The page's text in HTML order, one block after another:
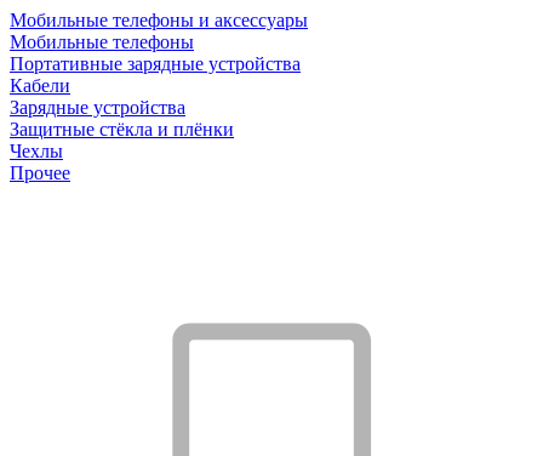
Мобильные телефоны и аксессуары
Мобильные телефоны
Портативные зарядные устройства
Кабели
Зарядные устройства
Защитные стёкла и плёнки
Чехлы
Прочее